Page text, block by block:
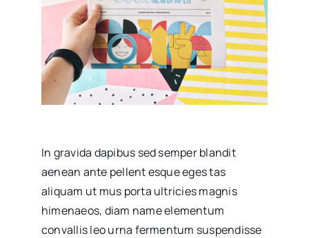
In gravida dapibus sed semper blandit
aenean ante pellent esque eges tas
aliquam ut mus porta ultricies magnis
himenaeos, diam nameelementum
convallis leo urna fermentum suspendisse